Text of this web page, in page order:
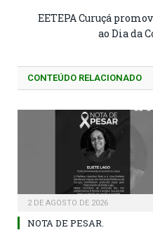
EETEPA Curuçá
ao Dia da
CONTEÚDO RELACIONADO
2 DE AGOSTO DE 2026
NOTA DE PESAR.